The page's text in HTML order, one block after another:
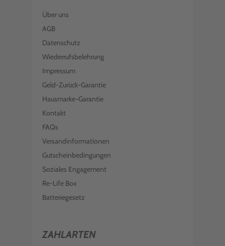
Über uns
AGB
Datenschutz
Wiederrufsbelehrung
Impressum
Geld-Zurück-Garantie
Hausmarke-Garantie
Kontakt
FAQs
Versandinformationen
Gutscheinbedingungen
Soziales Engagement
Re-Life Box
Batteriegesetz
ZAHLARTEN